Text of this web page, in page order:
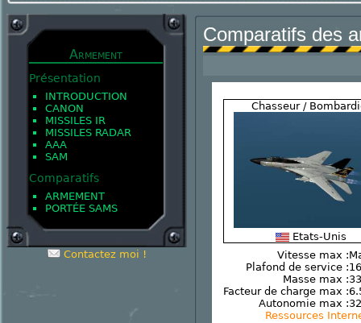
Armement
Présentation
INTRODUCTION
CANON
MISSILES IR
MISSILES RADAR
AAA
SAM
Comparatifs
ARMEMENT
PORTÉE SAMS
Contactez moi !
Comparatifs des
Chasseur /
Etats-Unis
Vitesse max :
Plafond de service :
Masse max :
Facteur de charge max :
Autonomie max :
Ressources